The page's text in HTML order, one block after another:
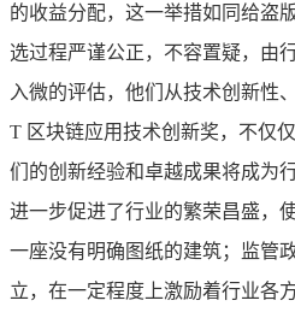
的收益分配，这一举措如同给盗
选过程严谨公正，不容置疑，由
入微的评估，他们从技术创新性
T 区块链应用技术创新奖，不仅
们的创新经验和卓越成果将成为
进一步促进了行业的繁荣昌盛，
一座没有明确图纸的建筑；监管
立，在一定程度上激励着行业各